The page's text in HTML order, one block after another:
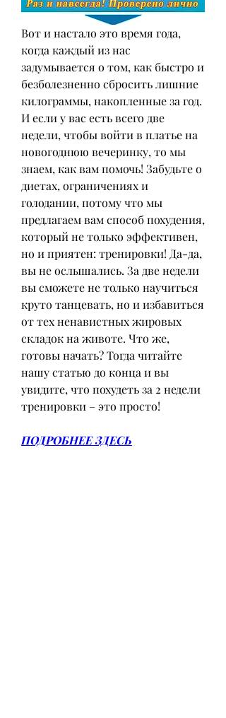
Вот и настало это время года,
когда каждый из нас
задумывается о том, как быстро и
безболезненно сбросить лишние
килограммы, накопленные за год.
И если у вас есть всего две
недели, чтобы войти в платье на
новогоднюю вечеринку, то мы
знаем, как вам помочь! Забудьте о
диетах, ограничениях и
голодании, потому что мы
предлагаем вам способ похудения,
который не только эффективен,
но и приятен: тренировки! Да-да,
вы не ослышались. За две недели
вы сможете не только научиться
круто танцевать, но и избавиться
от тех ненавистных жировых
складок на животе. Что же,
готовы начать? Тогда читайте
нашу статью до конца и вы
увидите, что похудеть за 2 недели
тренировки – это просто!
ПОДРОБНЕЕ ЗДЕСЬ